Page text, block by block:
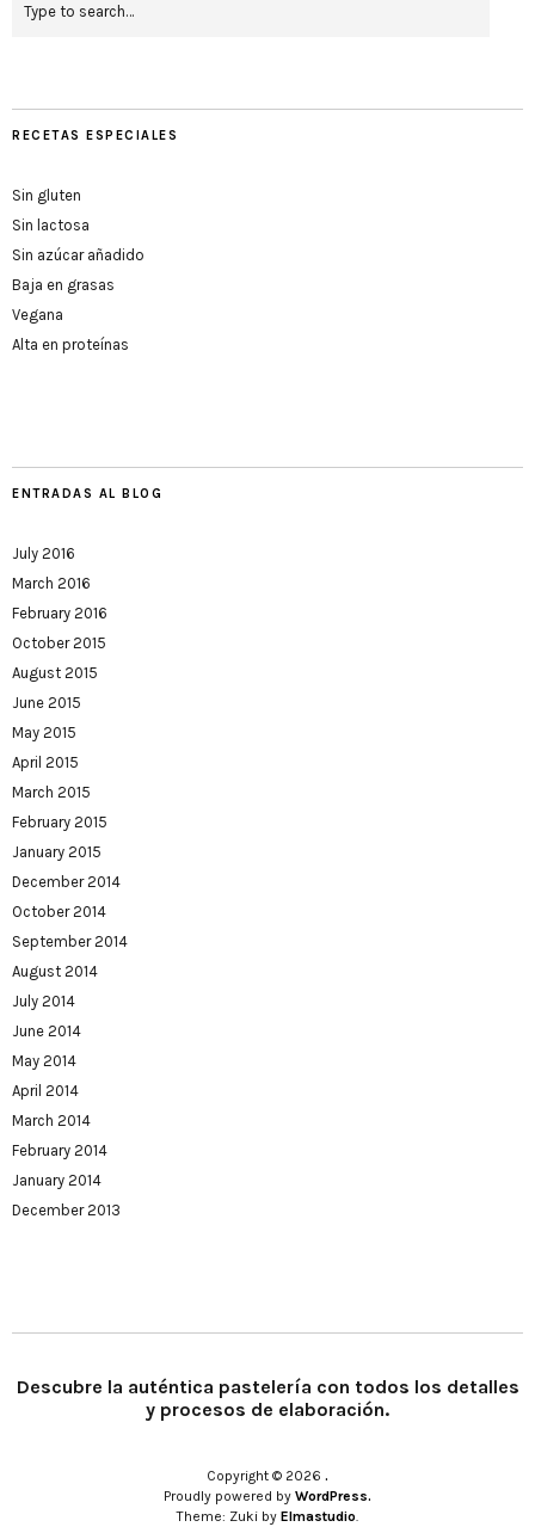
RECETAS ESPECIALES
Sin gluten
Sin lactosa
Sin azúcar añadido
Baja en grasas
Vegana
Alta en proteínas
ENTRADAS AL BLOG
July 2016
March 2016
February 2016
October 2015
August 2015
June 2015
May 2015
April 2015
March 2015
February 2015
January 2015
December 2014
October 2014
September 2014
August 2014
July 2014
June 2014
May 2014
April 2014
March 2014
February 2014
January 2014
December 2013
Descubre la auténtica pastelería con todos los detalles
y procesos de elaboración.
Copyright © 2026 .
Proudly powered by WordPress.
Theme: Zuki by Elmastudio.